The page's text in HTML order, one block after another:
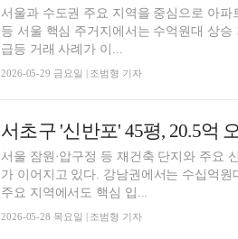
서울과 수도권 주요 지역을 중심으로 아
등 서울 핵심 주거지에서는 수억원대 상승
급등 거래 사례가 이...
2026-05-29 금요일 | 조범형 기자
서초구 '신반포' 45평, 20.5억
서울 잠원·압구정 등 재건축 단지와 주요
가 이어지고 있다. 강남권에서는 수십억원
주요 지역에서도 핵심 입...
2026-05-28 목요일 | 조범형 기자